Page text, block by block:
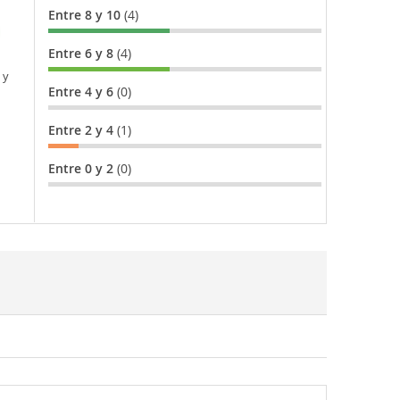
y
Entre 8 y 10 (4)
Entre 6 y 8 (4)
Entre 4 y 6 (0)
Entre 2 y 4 (1)
Entre 0 y 2 (0)